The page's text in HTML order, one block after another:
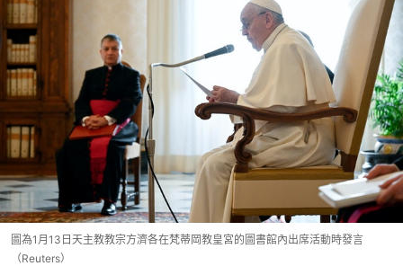
圖為1月13日天主教教宗方濟各在梵蒂岡教皇宮的圖書館內出席活動時發言
（Reuters）